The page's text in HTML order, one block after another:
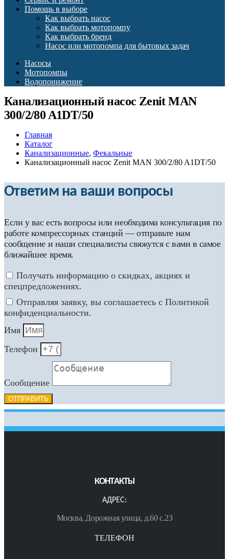
Помощь в выборе
Как выбрать насос
Как выбрать мотопомпу
Как выбрать бренд
Насос или мотопомпа для бытовых задач
Насосы
Мотопомпы
Водопонижение
Канализационный насос Zenit MAN
300/2/80 A1DT/50
Главная
Каталог
Канализационные, Фекальные
Канализационный насос Zenit MAN 300/2/80 A1DT/50
Ответим на ваши вопросы
Если у вас есть вопросы или необходима консультация по
работе компрессорных станций — отправьте нам
сообщение и наши специалисты свяжутся с вами в самое
ближайшее время.
Получать информацию о скидках, акциях и
спецпредложениях.
Отправляя заявку, вы соглашаетесь с Политикой
конфиденциальности.
Имя
Телефон
Сообщение
ОТПРАВИТЬ
КОНТАКТЫ
АДРЕС:
Москва, Дорожная улица, д.60 с.23
ТЕЛЕФОН